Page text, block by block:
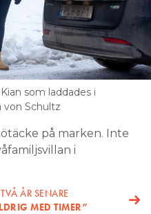
som laddades i
von Schultz
på marken. Inte
i
ÅR SENARE
MED TIMER”